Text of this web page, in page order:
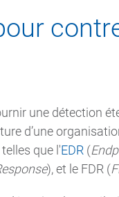
une détection
d’une
que l'EDR (
), et le FDR (